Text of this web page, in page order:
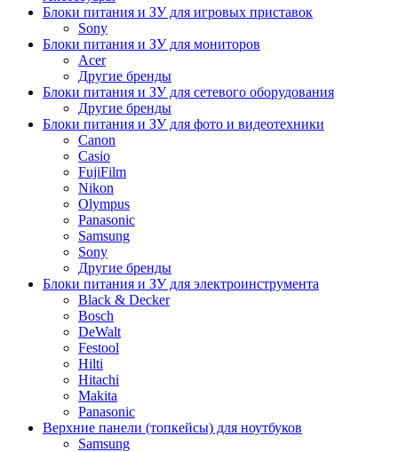
Блоки питания и ЗУ для игровых приставок
Sony
Блоки питания и ЗУ для мониторов
Acer
Другие бренды
Блоки питания и ЗУ для сетевого оборудования
Другие бренды
Блоки питания и ЗУ для фото и видеотехники
Canon
Casio
FujiFilm
Nikon
Olympus
Panasonic
Samsung
Sony
Другие бренды
Блоки питания и ЗУ для электроинструмента
Black & Decker
Bosch
DeWalt
Festool
Hilti
Hitachi
Makita
Panasonic
Верхние панели (топкейсы) для ноутбуков
Samsung